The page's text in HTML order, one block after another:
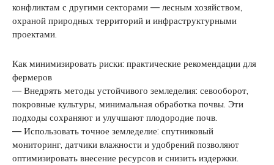
конфликтам с другими секторами — лесным хозяйством,
охраной природных территорий и инфраструктурными
проектами.
Как минимизировать риски: практические рекомендации для
фермеров
— Внедрять методы устойчивого земледелия: севооборот,
покровные культуры, минимальная обработка почвы. Эти
подходы сохраняют и улучшают плодородие почв.
— Использовать точное земледелие: спутниковый
мониторинг, датчики влажности и удобрений позволяют
оптимизировать внесение ресурсов и снизить издержки.